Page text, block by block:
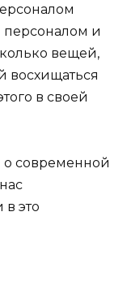
и
вещей,
восхищаться
в своей
современной
это